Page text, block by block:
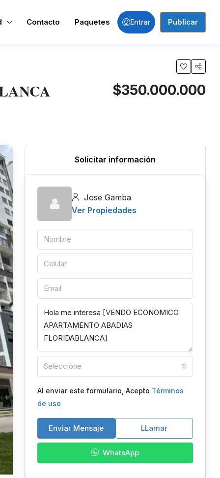
Contacto Paquetes Entrar Publicar
$350.000.000
Solicitar información
Jose Gamba
Ver Propiedades
Seleccione
Al enviar este formulario, Acepto Términos
de uso
Enviar Mensaje LLamar
WhatsApp